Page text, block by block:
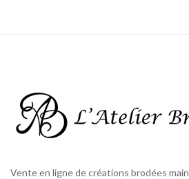
Vente en ligne de créations brodées main